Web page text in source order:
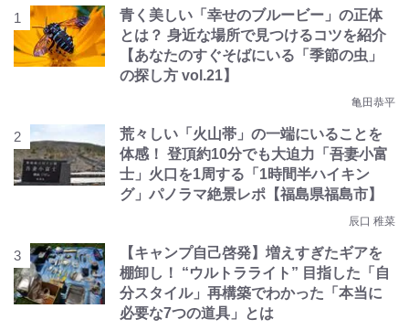
青く美しい「幸せのブルービー」の正体
とは？ 身近な場所で見つけるコツを紹介
【あなたのすぐそばにいる「季節の虫」
の探し方 vol.21】
亀田恭平
荒々しい「火山帯」の一端にいることを
体感！ 登頂約10分でも大迫力「吾妻小富
士」火口を1周する「1時間半ハイキン
グ」パノラマ絶景レポ【福島県福島市】
辰口 稚菜
【キャンプ自己啓発】増えすぎたギアを
棚卸し！ “ウルトラライト” 目指した「自
分スタイル」再構築でわかった「本当に
必要な7つの道具」とは